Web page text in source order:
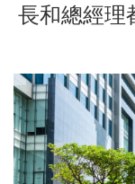
長和總經